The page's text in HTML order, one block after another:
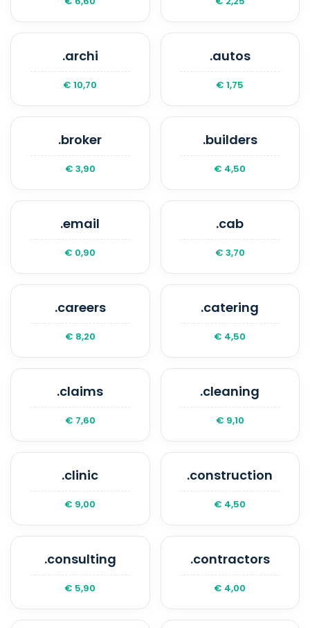
.archi
€ 10,70
.autos
€ 1,75
.broker
€ 3,90
.builders
€ 4,50
.email
€ 0,90
.cab
€ 3,70
.careers
€ 8,20
.catering
€ 4,50
.claims
€ 7,60
.cleaning
€ 9,10
.clinic
€ 9,00
.construction
€ 4,50
.consulting
€ 5,90
.contractors
€ 4,00